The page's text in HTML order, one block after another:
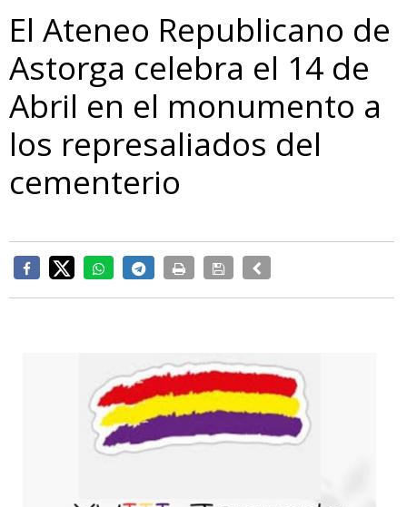
El Ateneo Republicano de
Astorga celebra el 14 de
Abril en el monumento a
los represaliados del
cementerio